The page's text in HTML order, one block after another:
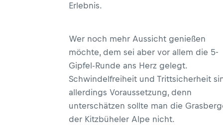
Erlebnis.
Wer noch mehr Aussicht genießen
möchte, dem sei aber vor allem die 5-
Gipfel-Runde ans Herz gelegt.
Schwindelfreiheit und Trittsicherheit
allerdings Voraussetzung, denn
unterschätzen sollte man die
der Kitzbüheler Alpe nicht.